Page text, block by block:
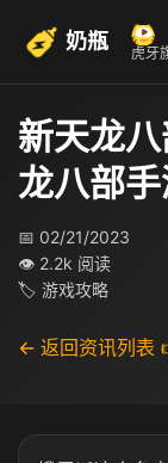
奶瓶 虎牙
新天龙
龙八部
📅 02/21/2023
👁 2.2k 阅读
🏷 游戏攻略
← 返回资讯列表